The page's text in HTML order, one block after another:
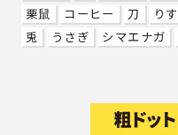
栗鼠
コーヒー 刀 りす
兎
うさぎ シマエナガ